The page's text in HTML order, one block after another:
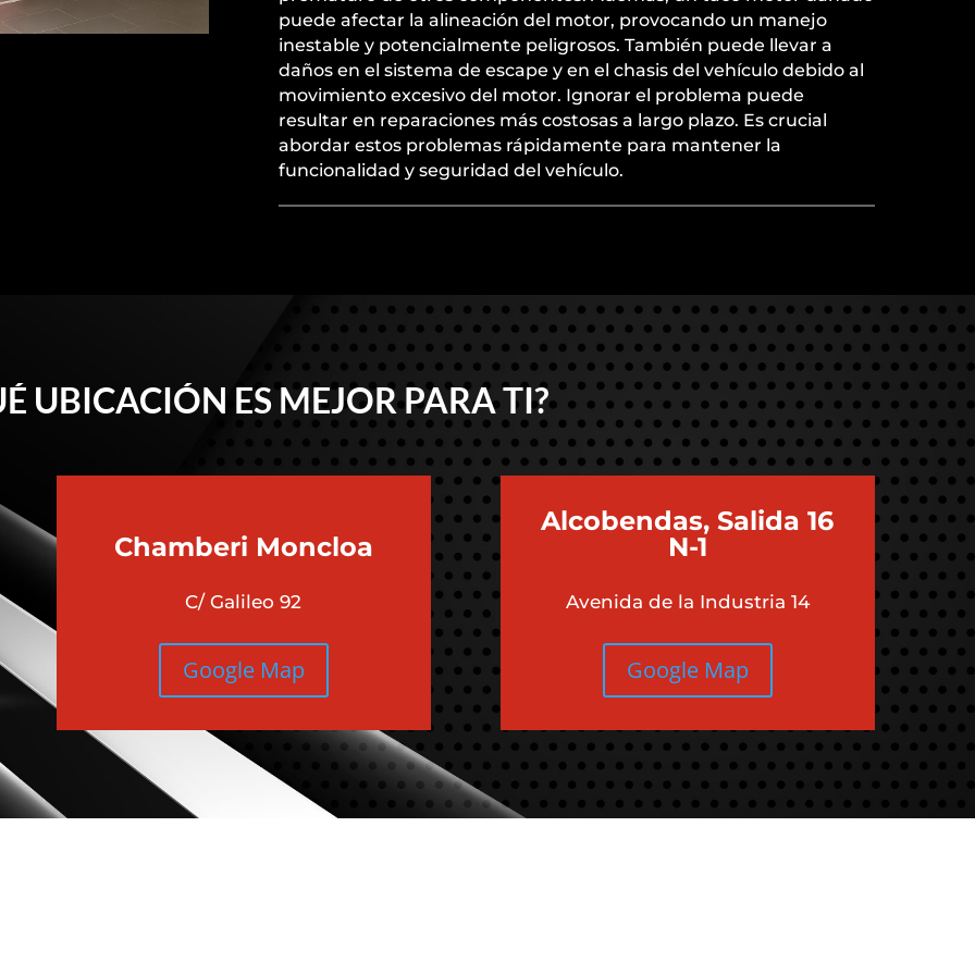
puede afectar la alineación del motor, provocando un manejo
inestable y potencialmente peligrosos. También puede llevar a
daños en el sistema de escape y en el chasis del vehículo debido al
movimiento excesivo del motor. Ignorar el problema puede
resultar en reparaciones más costosas a largo plazo. Es crucial
abordar estos problemas rápidamente para mantener la
funcionalidad y seguridad del vehículo.
UBICACIÓN ES MEJOR PARA TI?
Chamberi Moncloa
C/ Galileo 92
Google Map
Alcobendas, Salida 16
N-1
Avenida de la Industria 14
Google Map